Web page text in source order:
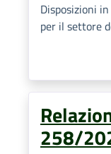
Disposizioni
per il settore
258/